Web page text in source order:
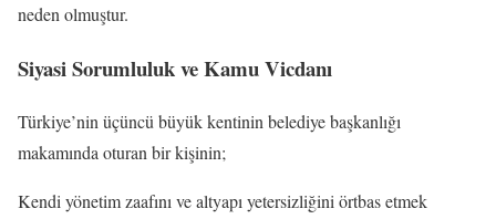
neden olmuştur.
Siyasi Sorumluluk ve Kamu Vicdanı
Türkiye’nin üçüncü büyük kentinin belediye başkanlığı
makamında oturan bir kişinin;
Kendi yönetim zaafını ve altyapı yetersizliğini örtbas etmek